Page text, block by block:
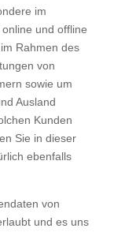
im
und offline
Rahmen des
von
sowie um
Ausland
Kunden
Sie in dieser
ebenfalls
von
und es uns